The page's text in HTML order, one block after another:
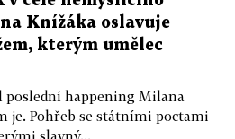
Knížáka oslavuje
kterým umělec
happening Milana
je. Pohřeb se státními poctami
slavný...